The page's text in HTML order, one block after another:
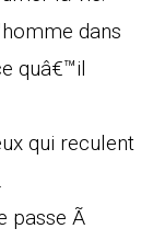
dans
quâ€™il
qui reculent
passe Ã